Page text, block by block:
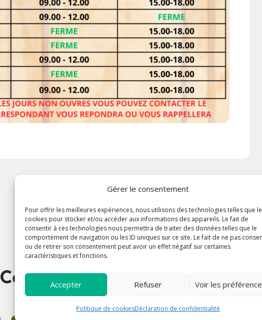
Gérer le consentement
Pour offrir les meilleures expériences, nous utilisons des technologies telles que
cookies pour stocker et/ou accéder aux informations des appareils. Le fait de
consentir à ces technologies nous permettra de traiter des données telles que le
comportement de navigation ou les ID uniques sur ce site. Le fait de ne pas
ou de retirer son consentement peut avoir un effet négatif sur certaines
caractéristiques et fonctions.
Accepter Refuser Voir les
Politique de cookiesDéclaration de confidentialité
Ces articles peuvent vous